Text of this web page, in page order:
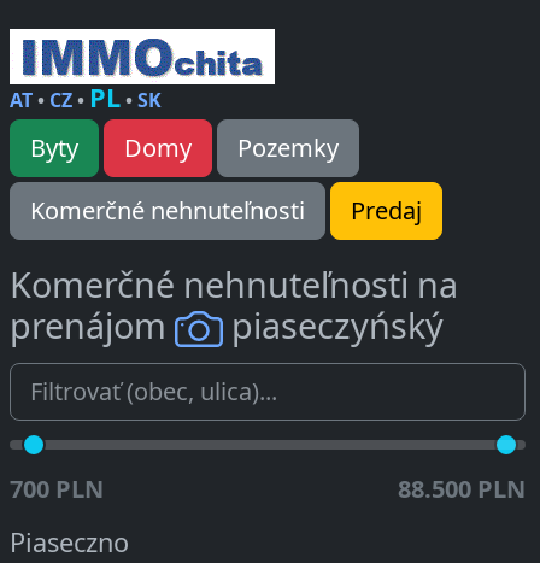
AT• CZ• PL•SK
Byty Domy
Pozemky
Komerčné nehnuteľnosti
Predaj
Komerčné nehnuteľnosti na
prenájom
piaseczyńský
700 PLN 88.500 PLN
Piaseczno